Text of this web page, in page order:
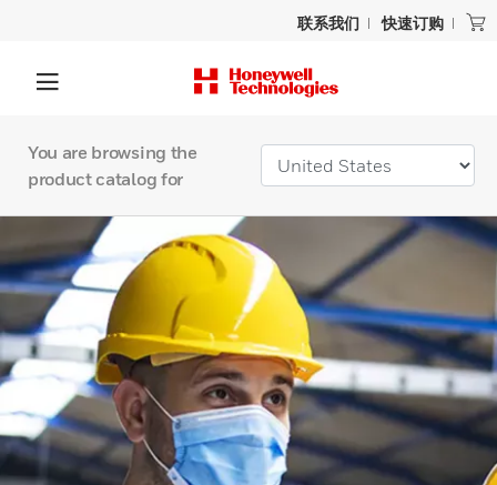
联系我们 快速订购
You are browsing the
product catalog for